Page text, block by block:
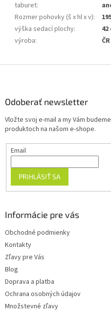
taburet:
Rozmer pohovky (š x hl x v):
výška sedací plochy:
42
výroba: ČR
Odoberať newsletter
Vložte svoj e-mail a my Vám
produktoch na našom e-shope.
Email
PRIHLÁSIŤ SA
Informácie pre vás
Obchodné podmienky
Kontakty
Zľavy pre Vás
Blog
Doprava a platba
Ochrana osobných údajov
Množstevné zľavy